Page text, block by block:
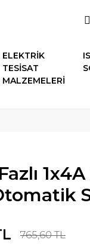
ELEKTRİK
TESİSAT
MALZEMELERİ
765,60 TL